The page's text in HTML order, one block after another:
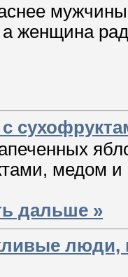
а женщина
медом
дальше »
люди,